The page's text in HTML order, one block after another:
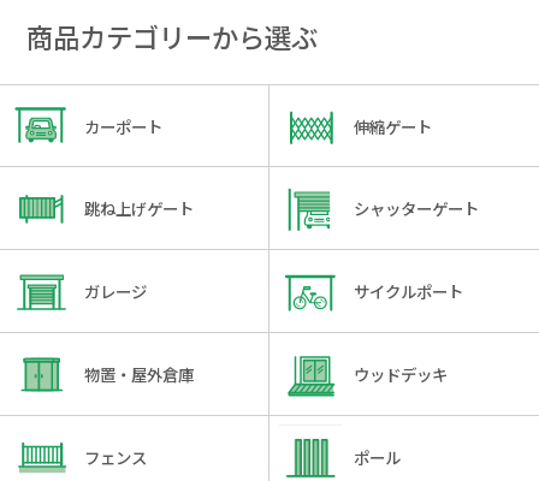
商品カテゴリーから選ぶ
カーポート 伸縮ゲート
跳ね上げゲート シャッターゲート
ガレージ サイクルポート
物置・屋外倉庫 ウッドデッキ
フェンス ポール